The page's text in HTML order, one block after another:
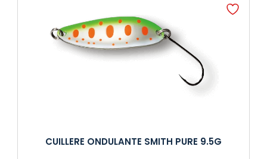
CUILLERE ONDULANTE SMITH PURE 9.5G